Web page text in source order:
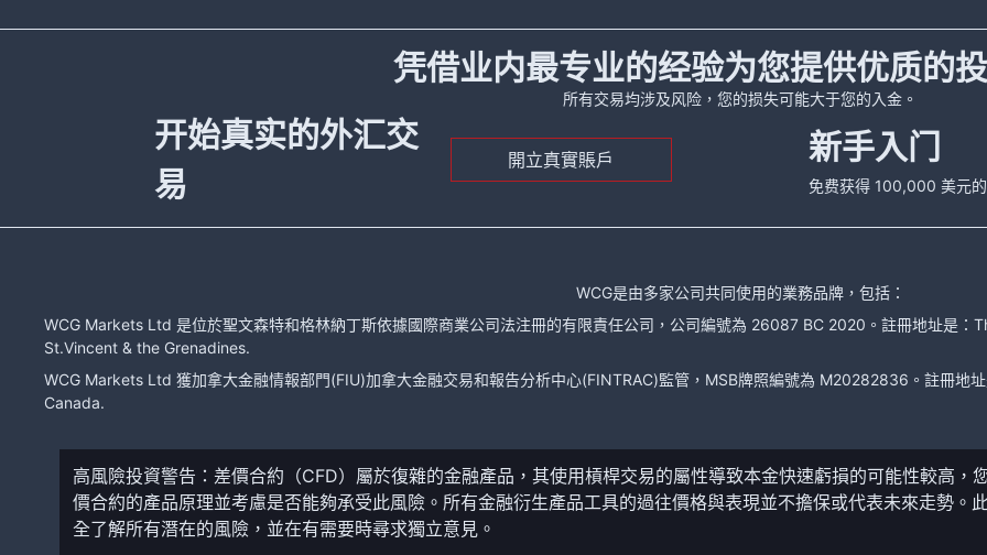
凭借业内最专业的经验为您提供优质的
所有交易均涉及风险，您的损失可能大于您的入金。
开始真实的外汇交
易
開立真實賬戶 新手入门
免费获得 100,000 美元
WCG是由多家公司共同使用的業務品牌，包括：
WCG Markets Ltd 是位於聖文森特和格林納丁斯依據國際商業公司法注冊的有限責任公司，公司編號為 26087 BC 2020。註冊地址是
St.Vincent & the Grenadines.
WCG Markets Ltd 獲加拿大金融情報部門(FIU)加拿大金融交易和報告分析中心(FINTRAC)監管，MSB牌照編號為 M20282836。註冊
Canada.
高風險投資警告：差價合約（CFD）屬於復雜的金融產品，其使用槓桿交易的屬性導致本金快速虧損的可能性較高，
價合約的產品原理並考慮是否能夠承受此風險。所有金融衍生產品工具的過往價格與表現並不擔保或代表未來走勢。
全了解所有潛在的風險，並在有需要時尋求獨立意見。